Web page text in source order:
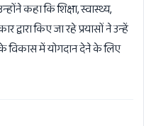
कहा कि शिक्षा, स्वास्थ्य,
किए जा रहे प्रयासों ने उन्हें
विकास में योगदान देने के लिए